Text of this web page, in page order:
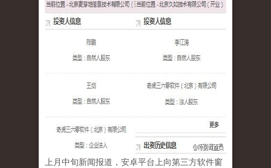
上月中旬新闻报道，安卓平台上向第三方软件窗